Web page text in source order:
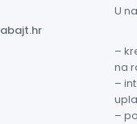
U
–
na
–
–